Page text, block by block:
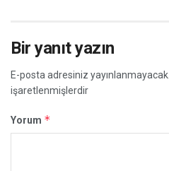
Bir yanıt yazın
E-posta adresiniz yayınlanmayacak.
işaretlenmişlerdir
Yorum *